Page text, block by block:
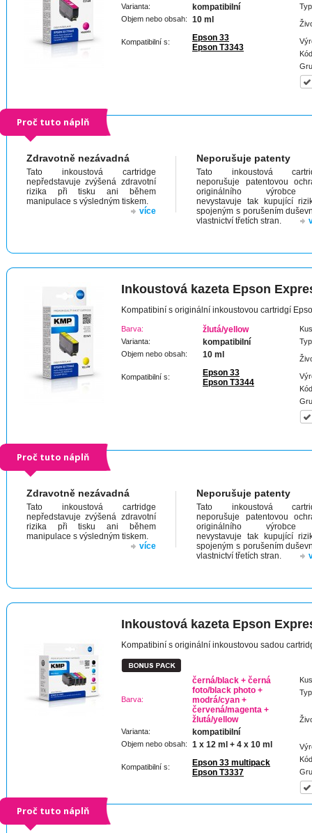
Varianta: kompatibilní
Objem nebo obsah: 10 ml
Kompatibilní s:
Epson 33
Epson T3343
Proč tuto náplň
Zdravotně nezávadná
Tato inkoustová cartridge
nepředstavuje zvýšená zdravotní
rizika při tisku ani během
manipulace s výsledným tiskem.
více
Neporušuje patenty
Tato inkoustová
neporušuje patentovou
originálního
nevystavuje tak kupující
spojeným s porušením
vlastnictví třetích stran.
Inkoustová kazeta Epson
Kompatibiní s originální inkoustovou cartridgí
Barva: žlutá/yellow
Varianta: kompatibilní
Objem nebo obsah: 10 ml
Kompatibilní s:
Epson 33
Epson T3344
Proč tuto náplň
Zdravotně nezávadná
Tato inkoustová cartridge
nepředstavuje zvýšená zdravotní
rizika při tisku ani během
manipulace s výsledným tiskem.
více
Neporušuje patenty
Tato inkoustová
neporušuje patentovou
originálního
nevystavuje tak kupující
spojeným s porušením
vlastnictví třetích stran.
Inkoustová kazeta Epson
Kompatibiní s originální inkoustovou sadou
Barva:
černá/black + černá
foto/black photo +
modrá/cyan +
červená/magenta +
žlutá/yellow
Varianta: kompatibilní
Objem nebo obsah: 1 x 12 ml + 4 x 10 ml
Kompatibilní s:
Epson 33 multipack
Epson T3337
Proč tuto náplň